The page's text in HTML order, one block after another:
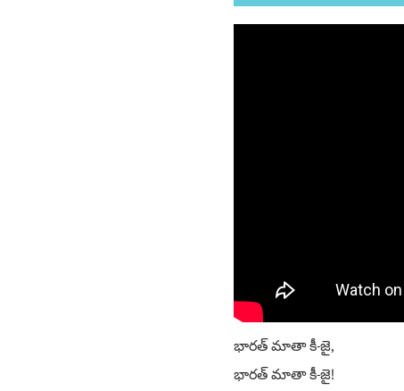
భారత్ మాతా కీ-జై,
భారత్ మాతా కీ-జై!